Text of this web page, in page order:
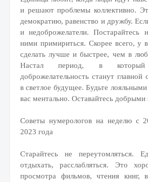
и решают проблемы коллективно.
демократию, равенство и дружбу.
и недоброжелатели. Постарайтесь
ними примириться. Скорее всего, у
сделать лучше и быстрее, чем в
Настал период, в
доброжелательность станут главной
в светлое будущее. Будьте
вас ментально. Оставайтесь
Советы нумерологов на неделю с
2023 года
Старайтесь не переутомляться.
отдыхать, расслабляться. Это
просмотра фильмов, чтения книг,